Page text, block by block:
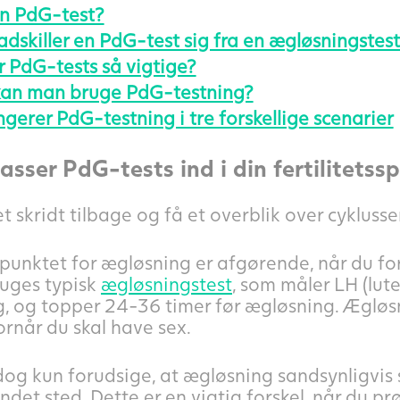
PdG-test?
en PdG-test sig fra en
PdG-tests så vigtige?
man bruge PdG-testning?
PdG-testning i tre forskellige scenarier
PdG-tests ind i din
skridt tilbage og få et overblik over
for ægløsning er afgørende, når du
typisk ægløsningstest, som måler LH
og topper 24-36 timer før ægløsning.
du skal have sex.
kun forudsige, at ægløsning